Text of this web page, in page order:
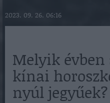
2023. 09. 26. 06:16
Melyik évben
kínai
nyúl jegyűek?